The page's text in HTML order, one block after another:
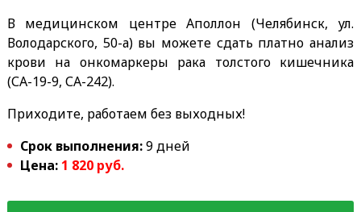
В медицинском центре Аполлон (Челябинск, ул.
Володарского, 50-а) вы можете сдать платно анализ
крови на онкомаркеры рака толстого кишечника
(СА-19-9, СА-242).
Приходите, работаем без выходных!
Срок выполнения:9 дней
Цена: 1 820 руб.